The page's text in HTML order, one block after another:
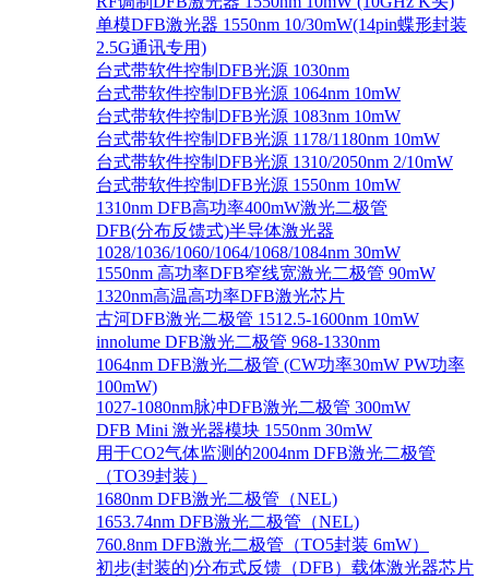
单模DFB激光器 1550nm 10/30mW(14pin蝶形封装
2.5G通讯专用)
台式带软件控制DFB光源 1030nm
台式带软件控制DFB光源 1064nm 10mW
台式带软件控制DFB光源 1083nm 10mW
台式带软件控制DFB光源 1178/1180nm 10mW
台式带软件控制DFB光源 1310/2050nm 2/10mW
台式带软件控制DFB光源 1550nm 10mW
1310nm DFB高功率400mW激光二极管
DFB(分布反馈式)半导体激光器
1028/1036/1060/1064/1068/1084nm 30mW
1550nm 高功率DFB窄线宽激光二极管 90mW
1320nm高温高功率DFB激光芯片
古河DFB激光二极管 1512.5-1600nm 10mW
innolume DFB激光二极管 968-1330nm
1064nm DFB激光二极管 (CW功率30mW PW功率
100mW)
1027-1080nm脉冲DFB激光二极管 300mW
DFB Mini 激光器模块 1550nm 30mW
用于CO2气体监测的2004nm DFB激光二极管
（TO39封装）
1680nm DFB激光二极管（NEL)
1653.74nm DFB激光二极管（NEL)
760.8nm DFB激光二极管（TO5封装 6mW）
初步(封装的)分布式反馈（DFB）载体激光器芯片